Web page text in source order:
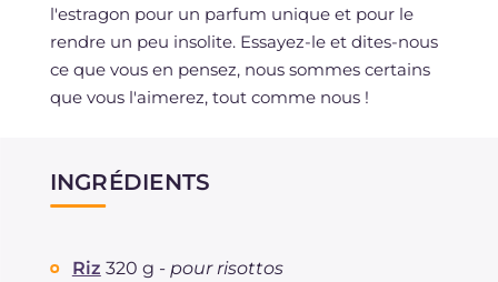
l'estragon pour un parfum unique et pour le
rendre un peu insolite. Essayez-le et dites-nous
ce que vous en pensez, nous sommes certains
que vous l'aimerez, tout comme nous !
INGRÉDIENTS
Riz 320 g - pour risottos